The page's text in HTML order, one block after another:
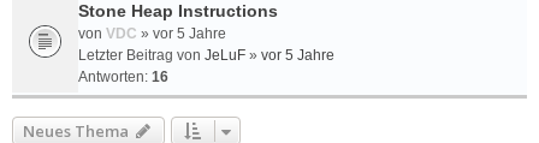
Stone Heap Instructions
von VDC » vor 5 Jahre
Letzter Beitrag von JeLuF » vor 5 Jahre
Antworten: 16
Neues Thema